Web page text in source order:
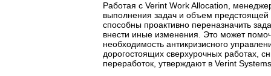
Работая с Verint Work Allocation,
выполнения задач и объем предстоящей
способны проактивно переназначить
внести иные изменения. Это может
необходимость антикризисного
дорогостоящих сверхурочных работах,
переработок, утверждают в Verint